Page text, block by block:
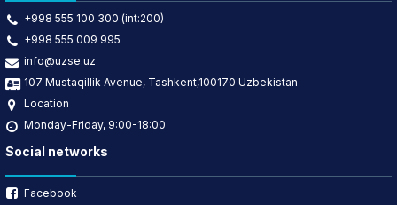
+998 555 100 300 (int:200)
+998 555 009 995
info@uzse.uz
107 Mustaqillik Avenue, Tashkent,100170 Uzbekistan
Location
Monday-Friday, 9:00-18:00
Social networks
Facebook